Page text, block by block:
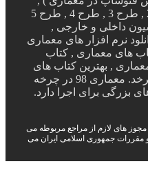
طرح معماری ( طرح1 , طرح 2 , طرح 3 , طرح 4 , طرح 5
داخلی و خارجی ,
نرم افزار های معماری
های معماری , کتاب
, بهترین کتاب های
معماری و عمران ) و .... می چرخد. معماری 98 در چرخه
بزرگی برای اجرا دارد.
های لازم از مراجع مربوطه می
و مقررات جمهوری اسلامی ایران می